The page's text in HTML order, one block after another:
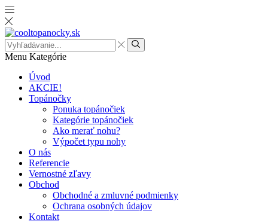
Search
input
Menu Kategórie
Úvod
AKCIE!
Topánočky
Ponuka topánočiek
Kategórie topánočiek
Ako merať nohu?
Výpočet typu nohy
O nás
Referencie
Vernostné zľavy
Obchod
Obchodné a zmluvné podmienky
Ochrana osobných údajov
Kontakt